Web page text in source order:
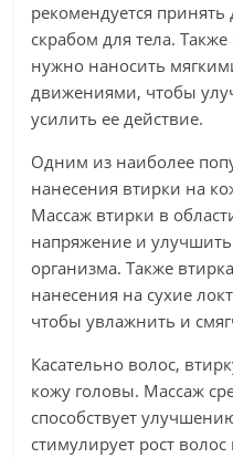
рекомендуется
скрабом для тела.
нужно наносить
движениями, чтобы
усилить ее действие.
Одним из наиболее
нанесения втирки на
Массаж втирки в
напряжение и
организма. Также
нанесения на сухие
чтобы увлажнить и
Касательно волос,
кожу головы. Массаж
способствует
стимулирует рост волос